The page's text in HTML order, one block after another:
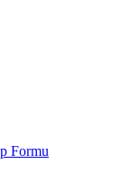
Formu